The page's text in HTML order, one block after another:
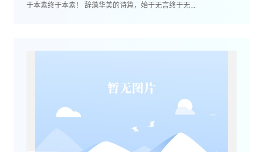
于本素终于本素！ 辞藻华美的诗篇，始于无言终于无...